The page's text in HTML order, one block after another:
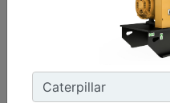
Minimum
50,0 kVA
50,0 kVA